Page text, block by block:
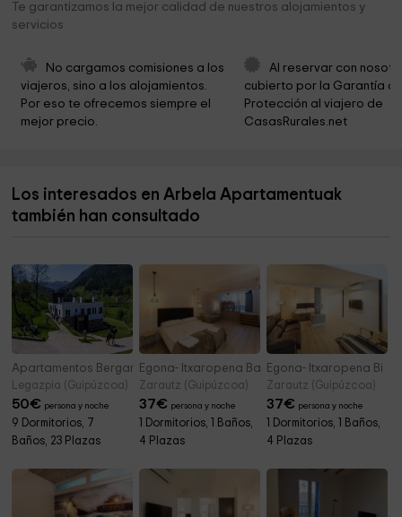
Lar Zaldiak
Parroquia De San Esteban
Ayuntamiento de Aia
Carmelitas Descalzas 4,6 km
Ayuntamiento De Zarautz 4,9 km
Te garantizamos la mejor calidad de nuestros alojamientos y
servicios
No cargamos comisiones a los
viajeros, sino a los alojamientos.
Por eso te ofrecemos siempre el
mejor precio.
Al reservar con
cubierto por la Garantía
Protección al viajero de
CasasRurales.net
Los interesados en Arbela Apartamentuak
también han consultado
Apartamentos Bergaretxe
Legazpia (Guipúzcoa)
50€ persona y noche
9 Dormitorios, 7
Baños, 23 Plazas
Egona- Itxaropena Bat
Zarautz (Guipúzcoa)
37€ persona y noche
1 Dormitorios, 1 Baños,
4 Plazas
Egona- Itxaropena Bi
Zarautz (Guipúzcoa)
37€ persona y noche
1 Dormitorios, 1 Baños,
4 Plazas